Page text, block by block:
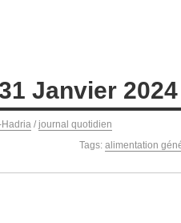
Janvier 2024
/ journal quotidien
Tags: alimentation